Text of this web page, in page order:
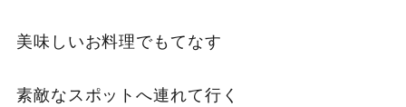
美味しいお料理でもてなす
素敵なスポットへ連れて行く